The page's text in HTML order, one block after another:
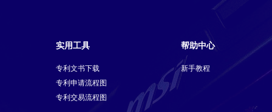
实用工具
专利文书下载
专利申请流程图
专利交易流程图
帮助中心
新手教程